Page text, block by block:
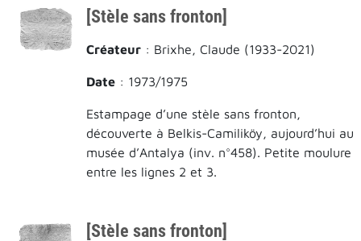
[Stèle sans fronton]
Créateur : Brixhe, Claude (1933-2021)
Date : 1973/1975
Estampage d’une stèle sans fronton,
découverte à Belkis-Camiliköy, aujourd’hui au
musée d’Antalya (inv. n°458). Petite moulure
entre les lignes 2 et 3.
[Stèle sans fronton]